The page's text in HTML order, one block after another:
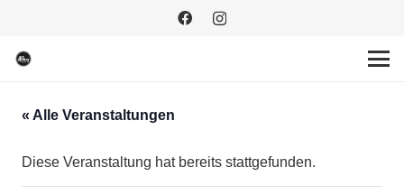
« Alle Veranstaltungen
Diese Veranstaltung hat bereits stattgefunden.